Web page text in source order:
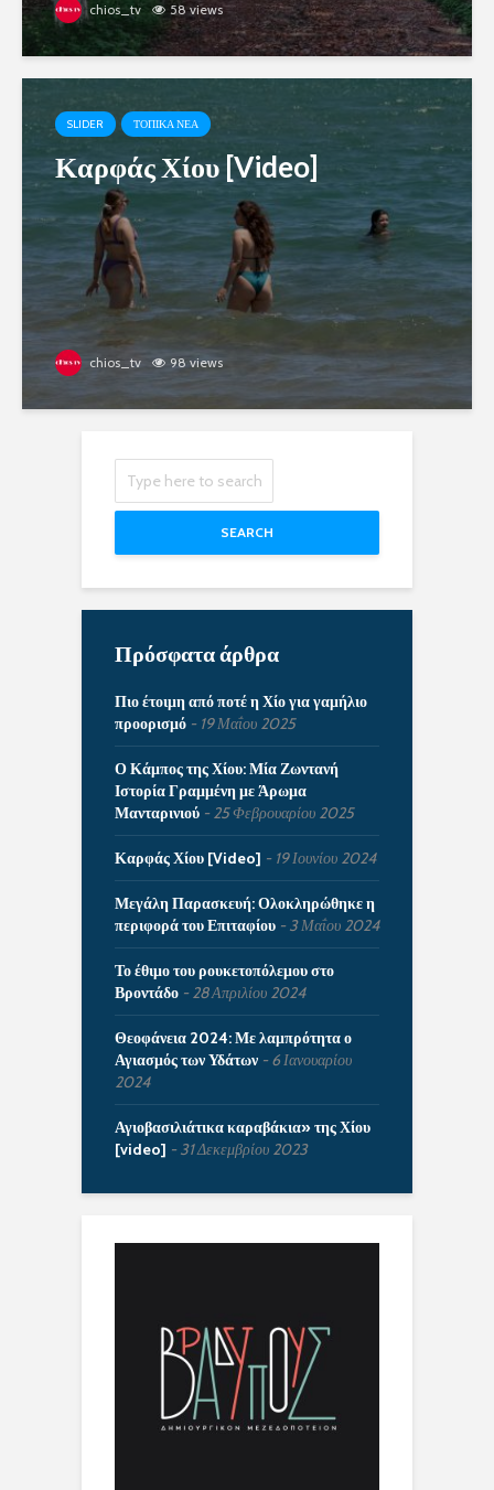
chios_tv 58 views
SLIDER ΤΟΠΙΚΑ ΝΕΑ
Καρφάς Χίου [Video]
chios_tv 98 views
SEARCH
Πρόσφατα άρθρα
Πιο έτοιμη από ποτέ η Χίο για γαμήλιο
προορισμό
19 Μαΐου 2025
Ο Κάμπος της Χίου: Μία Ζωντανή
Ιστορία Γραμμένη με Άρωμα
Μανταρινιού
25 Φεβρουαρίου 2025
Καρφάς Χίου [Video] 19 Ιουνίου 2024
Μεγάλη Παρασκευή: Ολοκληρώθηκε η
περιφορά του Επιταφίου
3 Μαΐου 2024
Το έθιμο του ρουκετοπόλεμου στο
Βροντάδο
28 Απριλίου 2024
Θεοφάνεια 2024: Με λαμπρότητα ο
Αγιασμός των Υδάτων
6 Ιανουαρίου
2024
Αγιοβασιλιάτικα καραβάκια» της Χίου
[video]
31 Δεκεμβρίου 2023